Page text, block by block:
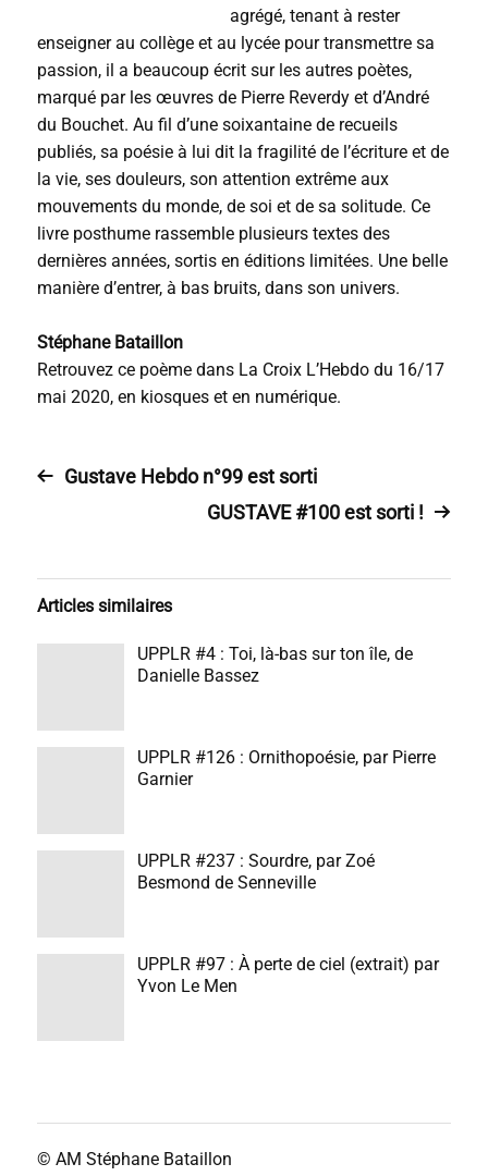
agrégé, tenant à rester
enseigner au collège et au lycée pour transmettre sa
passion, il a beaucoup écrit sur les autres poètes,
marqué par les œuvres de Pierre Reverdy et d’André
du Bouchet. Au fil d’une soixantaine de recueils
publiés, sa poésie à lui dit la fragilité de l’écriture et de
la vie, ses douleurs, son attention extrême aux
mouvements du monde, de soi et de sa solitude. Ce
livre posthume rassemble plusieurs textes des
dernières années, sortis en éditions limitées. Une belle
manière d’entrer, à bas bruits, dans son univers.
Stéphane Bataillon
Retrouvez ce poème dans La Croix L’Hebdo du 16/17
mai 2020, en kiosques et en numérique.
Gustave Hebdo n°99 est sorti
GUSTAVE #100 est sorti !
Articles similaires
UPPLR #4 : Toi, là-bas sur ton île, de
Danielle Bassez
UPPLR #126 : Ornithopoésie, par Pierre
Garnier
UPPLR #237 : Sourdre, par Zoé
Besmond de Senneville
UPPLR #97 : À perte de ciel (extrait) par
Yvon Le Men
© AM Stéphane Bataillon